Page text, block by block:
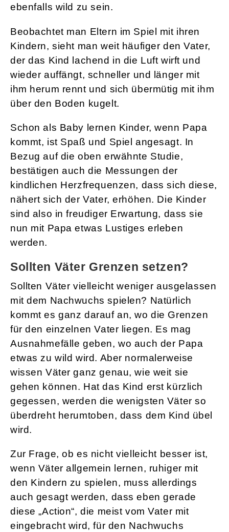
ebenfalls wild zu sein.
Beobachtet man Eltern im Spiel mit ihren
Kindern, sieht man weit häufiger den Vater,
der das Kind lachend in die Luft wirft und
wieder auffängt, schneller und länger mit
ihm herum rennt und sich übermütig mit ihm
über den Boden kugelt.
Schon als Baby lernen Kinder, wenn Papa
kommt, ist Spaß und Spiel angesagt. In
Bezug auf die oben erwähnte Studie,
bestätigen auch die Messungen der
kindlichen Herzfrequenzen, dass sich diese,
nähert sich der Vater, erhöhen. Die Kinder
sind also in freudiger Erwartung, dass sie
nun mit Papa etwas Lustiges erleben
werden.
Sollten Väter Grenzen setzen?
Sollten Väter vielleicht weniger ausgelassen
mit dem Nachwuchs spielen? Natürlich
kommt es ganz darauf an, wo die Grenzen
für den einzelnen Vater liegen. Es mag
Ausnahmefälle geben, wo auch der Papa
etwas zu wild wird. Aber normalerweise
wissen Väter ganz genau, wie weit sie
gehen können. Hat das Kind erst kürzlich
gegessen, werden die wenigsten Väter so
überdreht herumtoben, dass dem Kind übel
wird.
Zur Frage, ob es nicht vielleicht besser ist,
wenn Väter allgemein lernen, ruhiger mit
den Kindern zu spielen, muss allerdings
auch gesagt werden, dass eben gerade
diese „Action“, die meist vom Vater mit
eingebracht wird, für den Nachwuchs